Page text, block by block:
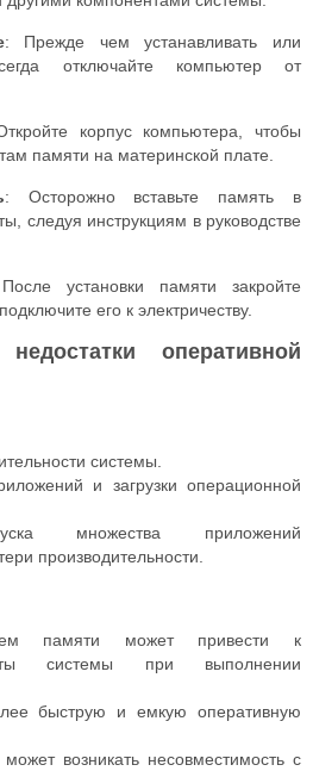
: Прежде чем устанавливать или
отключайте компьютер от
корпус компьютера, чтобы
памяти на материнской плате.
: Осторожно вставьте память в
следуя инструкциям в руководстве
установки памяти закройте
его к электричеству.
оперативной
системы.
и загрузки операционной
множества приложений
производительности.
памяти может привести к
системы при выполнении
быструю и емкую оперативную
возникать несовместимость с